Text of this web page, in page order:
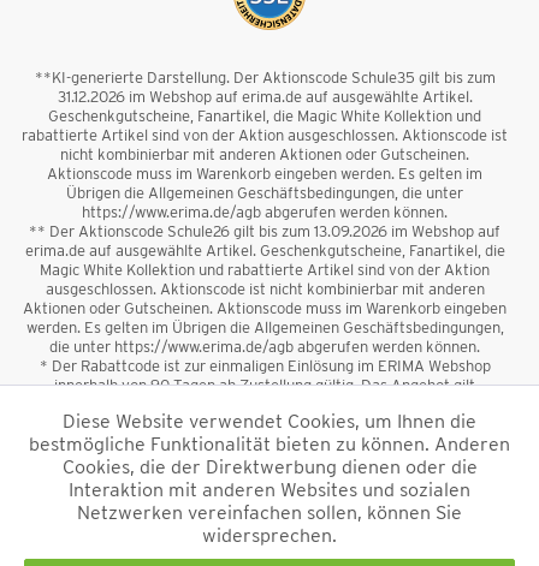
**KI-generierte Darstellung. Der Aktionscode Schule35 gilt bis zum
31.12.2026 im Webshop auf erima.de auf ausgewählte Artikel.
Geschenkgutscheine, Fanartikel, die Magic White Kollektion und
rabattierte Artikel sind von der Aktion ausgeschlossen. Aktionscode ist
nicht kombinierbar mit anderen Aktionen oder Gutscheinen.
Aktionscode muss im Warenkorb eingeben werden. Es gelten im
Übrigen die Allgemeinen Geschäftsbedingungen, die unter
https://www.erima.de/agb abgerufen werden können.
** Der Aktionscode Schule26 gilt bis zum 13.09.2026 im Webshop auf
erima.de auf ausgewählte Artikel. Geschenkgutscheine, Fanartikel, die
Magic White Kollektion und rabattierte Artikel sind von der Aktion
ausgeschlossen. Aktionscode ist nicht kombinierbar mit anderen
Aktionen oder Gutscheinen. Aktionscode muss im Warenkorb eingeben
werden. Es gelten im Übrigen die Allgemeinen Geschäftsbedingungen,
die unter https://www.erima.de/agb abgerufen werden können.
* Der Rabattcode ist zur einmaligen Einlösung im ERIMA Webshop
innerhalb von 90 Tagen ab Zustellung gültig. Das Angebot gilt
sowie Geschenkgutscheine sind vom Rabatt ausgeschlossen. Der
Rabattcode ist nicht mit anderen Aktionen oder Gutscheinen
kombinierbar. Der Mindestbestellwert beträgt 50 €
*Alle Preise verstehen sich inkl. Mehrwertsteuer und zzgl.
und ggf. Nachnahmegebühren, wenn nicht anders
beschrieben.
Diese Website verwendet Cookies, um Ihnen die
bestmögliche Funktionalität bieten zu können. Anderen
Cookies, die der Direktwerbung dienen oder die
Interaktion mit anderen Websites und sozialen
Netzwerken vereinfachen sollen, können Sie
widersprechen.